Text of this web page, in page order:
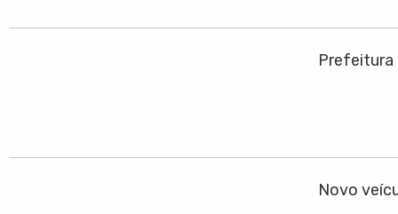
Prefeitura
Novo